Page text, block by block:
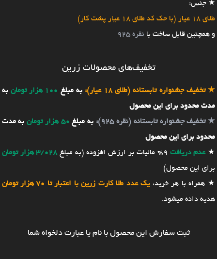
★ جنس:
طلای 18 عیار (با حک کد طلای 18 عیار پشت کار)
و همچنین قابل ساخت با نقره 925
تخفیف‌های محصولات زرین
★تخفیف جشنواره تابستانه (طلای 18 عیار): به مبلغ 100 هزار تومان
به
مدت محدود برای این محصول
★تخفیف جشنواره تابستانه (نقره 925): به مبلغ 50 هزار تومان
به مدت
محدود برای این محصول
★عدم دریافت 9% مالیات بر ارزش افزوده (به مبلغ
3/028 هزار تومان
برای این محصول)
★ همراه با هر خرید،یک عدد طلا کارت زرین با اعتبار تا 70 هزار تومان
هدیه داده میشود.
ثبت سفارش این محصول با نام یا عبارت دلخواه شما